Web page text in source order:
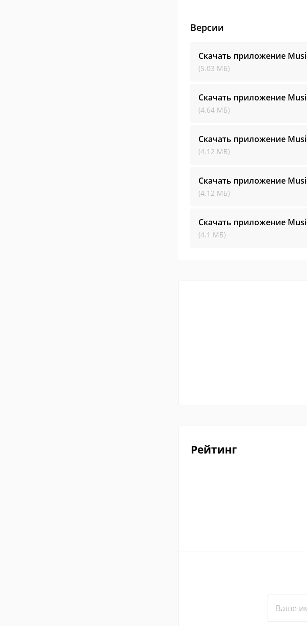
Версии
Скачать приложение
(5.03 МБ)
Скачать приложение
(4.64 МБ)
Скачать приложение
(4.12 МБ)
Скачать приложение
(4.12 МБ)
Скачать приложение
(4.1 МБ)
Рейтинг
Ваше